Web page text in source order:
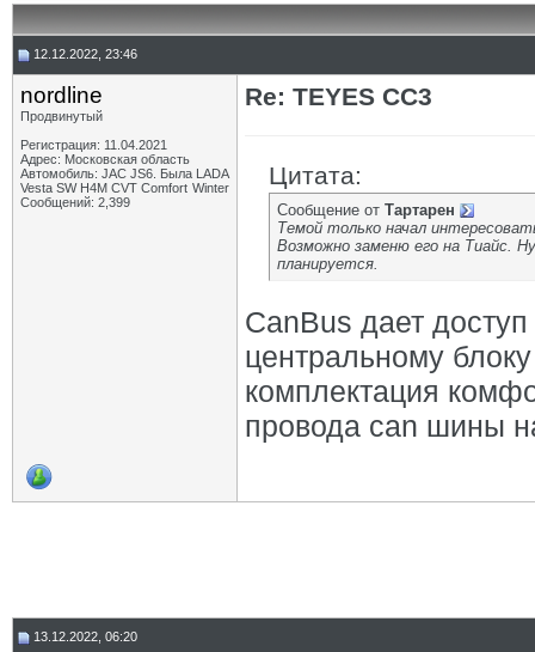
12.12.2022, 23:46
nordline
Продвинутый
Регистрация: 11.04.2021
Адрес: Московская область
Автомобиль: JAC JS6. Была LADA
Vesta SW H4M CVT Comfort Winter
Сообщений: 2,399
Re: TEYES CC3
Цитата:
Сообщение от Тартарен
Темой только начал
Возможно заменю его на Тиайс.
планируется.
CanBus дает
центральному
комплектация
провода can шины
13.12.2022, 06:20